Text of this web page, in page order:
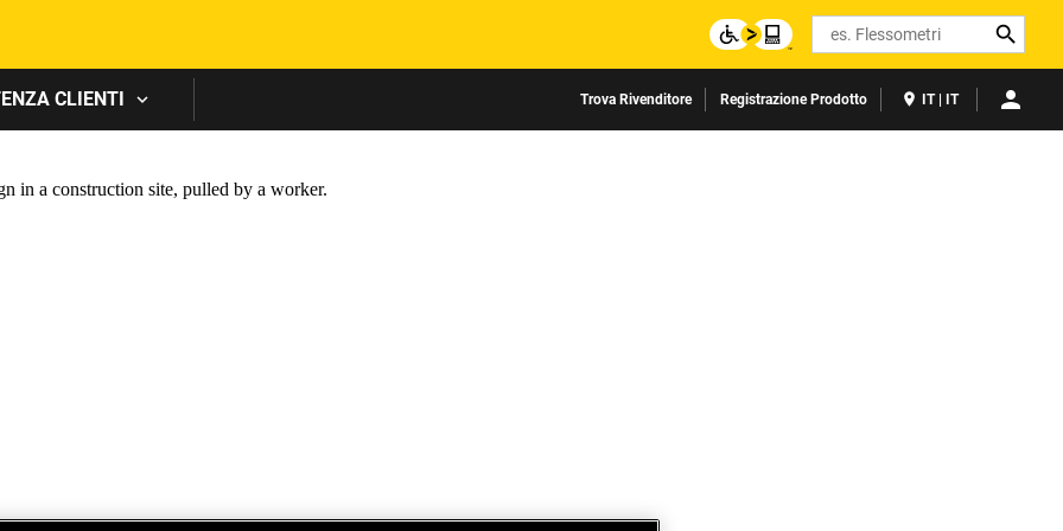
Search
CLIENTI Trova Rivenditore Registrazione Prodotto IT | IT